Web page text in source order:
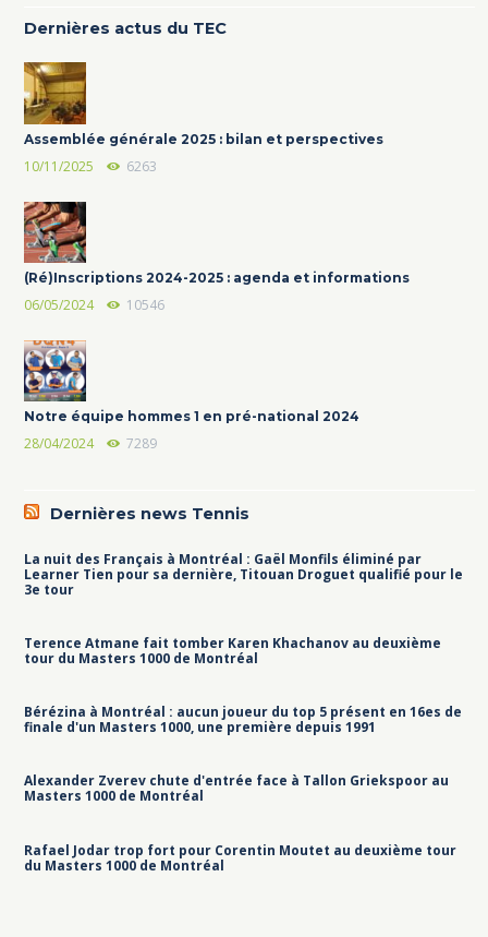
Dernières actus du TEC
Assemblée générale 2025 : bilan et perspectives
10/11/2025 6263
(Ré)Inscriptions 2024-2025 : agenda et informations
06/05/2024 10546
Notre équipe hommes 1 en pré-national 2024
28/04/2024 7289
Dernières news Tennis
La nuit des Français à Montréal : Gaël Monfils éliminé par
Learner Tien pour sa dernière, Titouan Droguet qualifié pour le
3e tour
Terence Atmane fait tomber Karen Khachanov au deuxième
tour du Masters 1000 de Montréal
Bérézina à Montréal : aucun joueur du top 5 présent en 16es de
finale d'un Masters 1000, une première depuis 1991
Alexander Zverev chute d'entrée face à Tallon Griekspoor au
Masters 1000 de Montréal
Rafael Jodar trop fort pour Corentin Moutet au deuxième tour
du Masters 1000 de Montréal